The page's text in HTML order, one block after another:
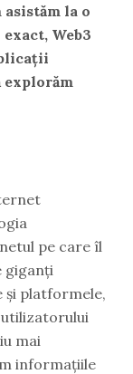
la o
exact, Web3
explorăm
pe care îl
giganți
și platformele,
mai
informațiile